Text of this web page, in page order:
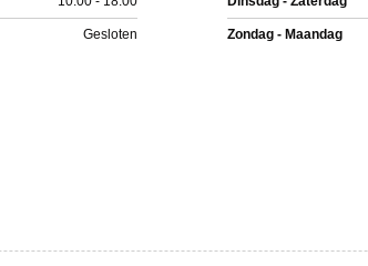
Gesloten Zondag - Maandag